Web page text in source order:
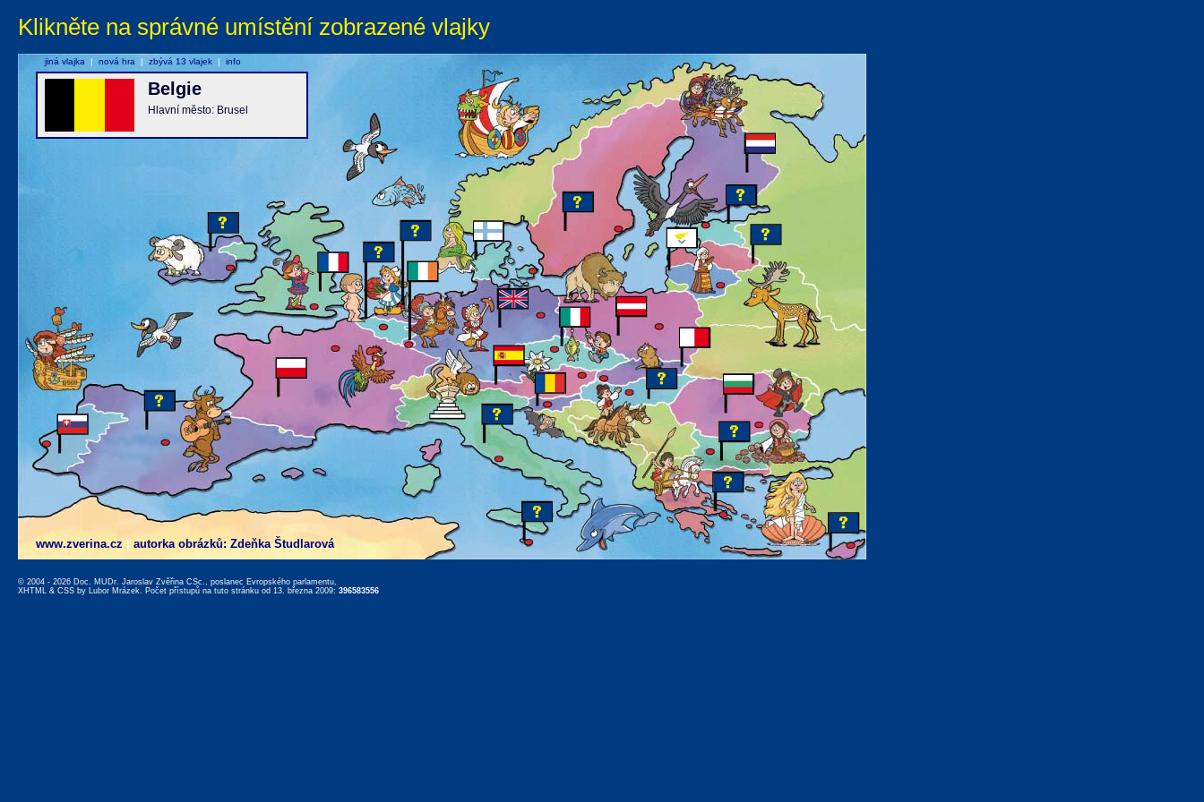
Klikněte na správné umístění zobrazené vlajky
www.zverina.cz autorka obrázků: Zdeňka Študlarová
Belgie
Hlavní město: Brusel
jiná vlajka | nová hra | zbývá 13 vlajek | info
© 2004 - 2026 Doc. MUDr. Jaroslav Zvěřina CSc., poslanec Evropského parlamentu,
XHTML & CSS by Lubor Mrázek. Počet přístupů na tuto stránku od 13. března 2009: 396583556